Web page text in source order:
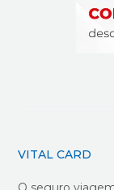
VITAL CARD